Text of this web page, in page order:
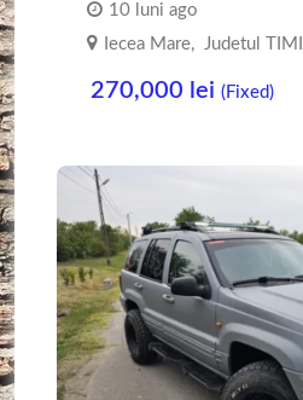
10 luni ago
Iecea Mare, Judetul
270,000 lei (Fixed)